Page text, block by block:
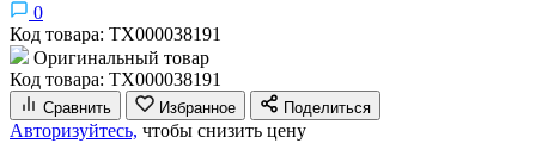
0
Код товара: ТХ000038191
Оригинальный товар
Код товара: ТХ000038191
Сравнить Избранное Поделиться
Авторизуйтесь, чтобы снизить цену